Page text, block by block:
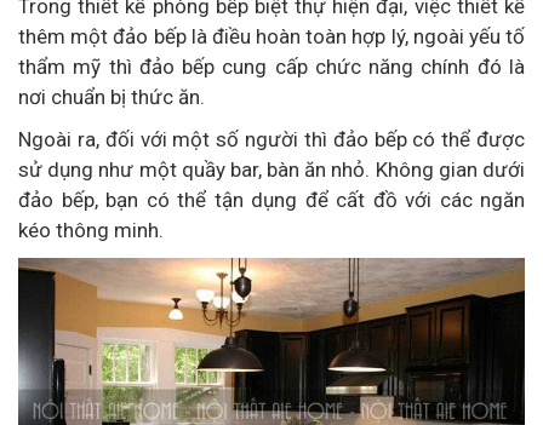
Trong thiết kế phòng bếp biệt thự hiện đại, việc thiết kế
thêm một đảo bếp là điều hoàn toàn hợp lý, ngoài yếu tố
thẩm mỹ thì đảo bếp cung cấp chức năng chính đó là
nơi chuẩn bị thức ăn.
Ngoài ra, đối với một số người thì đảo bếp có thể được
sử dụng như một quầy bar, bàn ăn nhỏ. Không gian dưới
đảo bếp, bạn có thể tận dụng để cất đồ với các ngăn
kéo thông minh.